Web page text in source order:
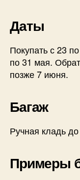
Даты
Покупать с 23
по 31 мая.
позже 7 июня.
Багаж
Ручная кладь до
Примеры